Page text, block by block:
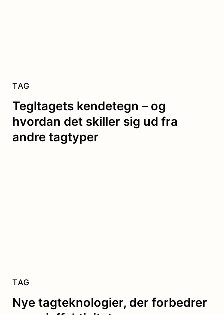
Tegltagets kendetegn – og
hvordan det skiller sig ud fra
andre tagtyper
TAG
Nye tagteknologier, der forbedrer
TAG